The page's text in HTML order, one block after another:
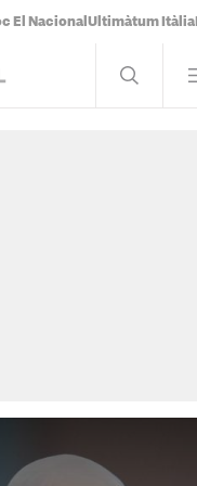
El Nacional Ultimàtum Itàlia